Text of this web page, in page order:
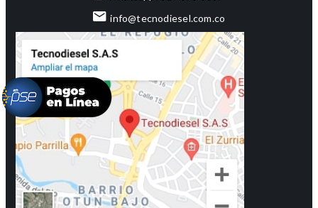
info@tecnodiesel.com.co